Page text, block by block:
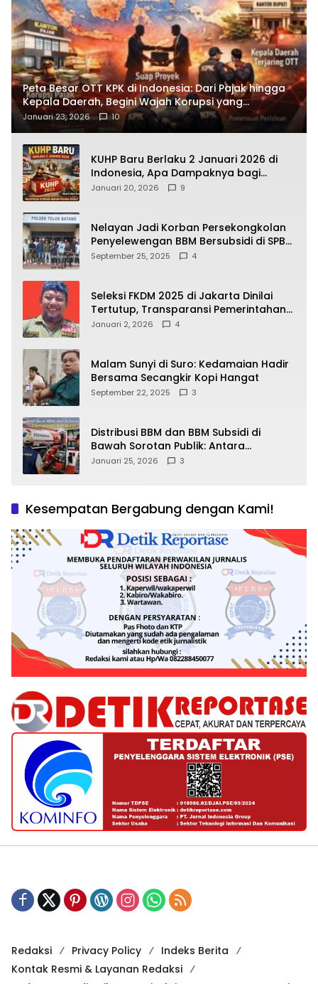
Peta Besar OTT KPK di Indonesia: Dari Pajak hingga
Kepala Daerah, Begini Wajah Korupsi yang
Terbongkar
Januari 23, 2026 10
KUHP Baru Berlaku 2 Januari 2026 di
Indonesia, Apa Dampaknya bagi
Kehidupan Warga? Ini Aturan Kunci
Januari 20, 2026 9
Nelayan Jadi Korban Persekongkolan
Penyelewengan BBM Bersubsidi di SPBU
64.78809 Teluk Batang
September 25, 2025 4
Seleksi FKDM 2025 di Jakarta Dinilai
Tertutup, Transparansi Pemerintahan
Pramono–Rano Dipertanyakan
Januari 2, 2026 4
Malam Sunyi di Suro: Kedamaian Hadir
Bersama Secangkir Kopi Hangat
September 22, 2025 3
Distribusi BBM dan BBM Subsidi di
Bawah Sorotan Publik: Antara
Kepentingan Negara, Hak Konsumen,
Januari 25, 2026 3
Kesempatan Bergabung dengan Kami!
Redaksi Privacy Policy
Indeks Berita
Kontak Resmi & Layanan Redaksi